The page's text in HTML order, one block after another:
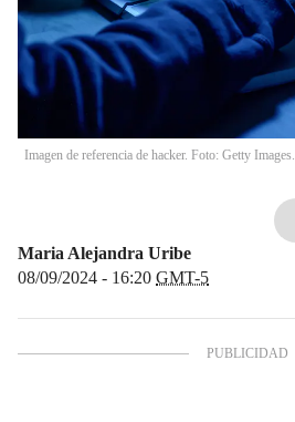
Imagen de referencia de hacker. Foto: Getty Images.
Maria Alejandra Uribe
08/09/2024 - 16:20 GMT-5